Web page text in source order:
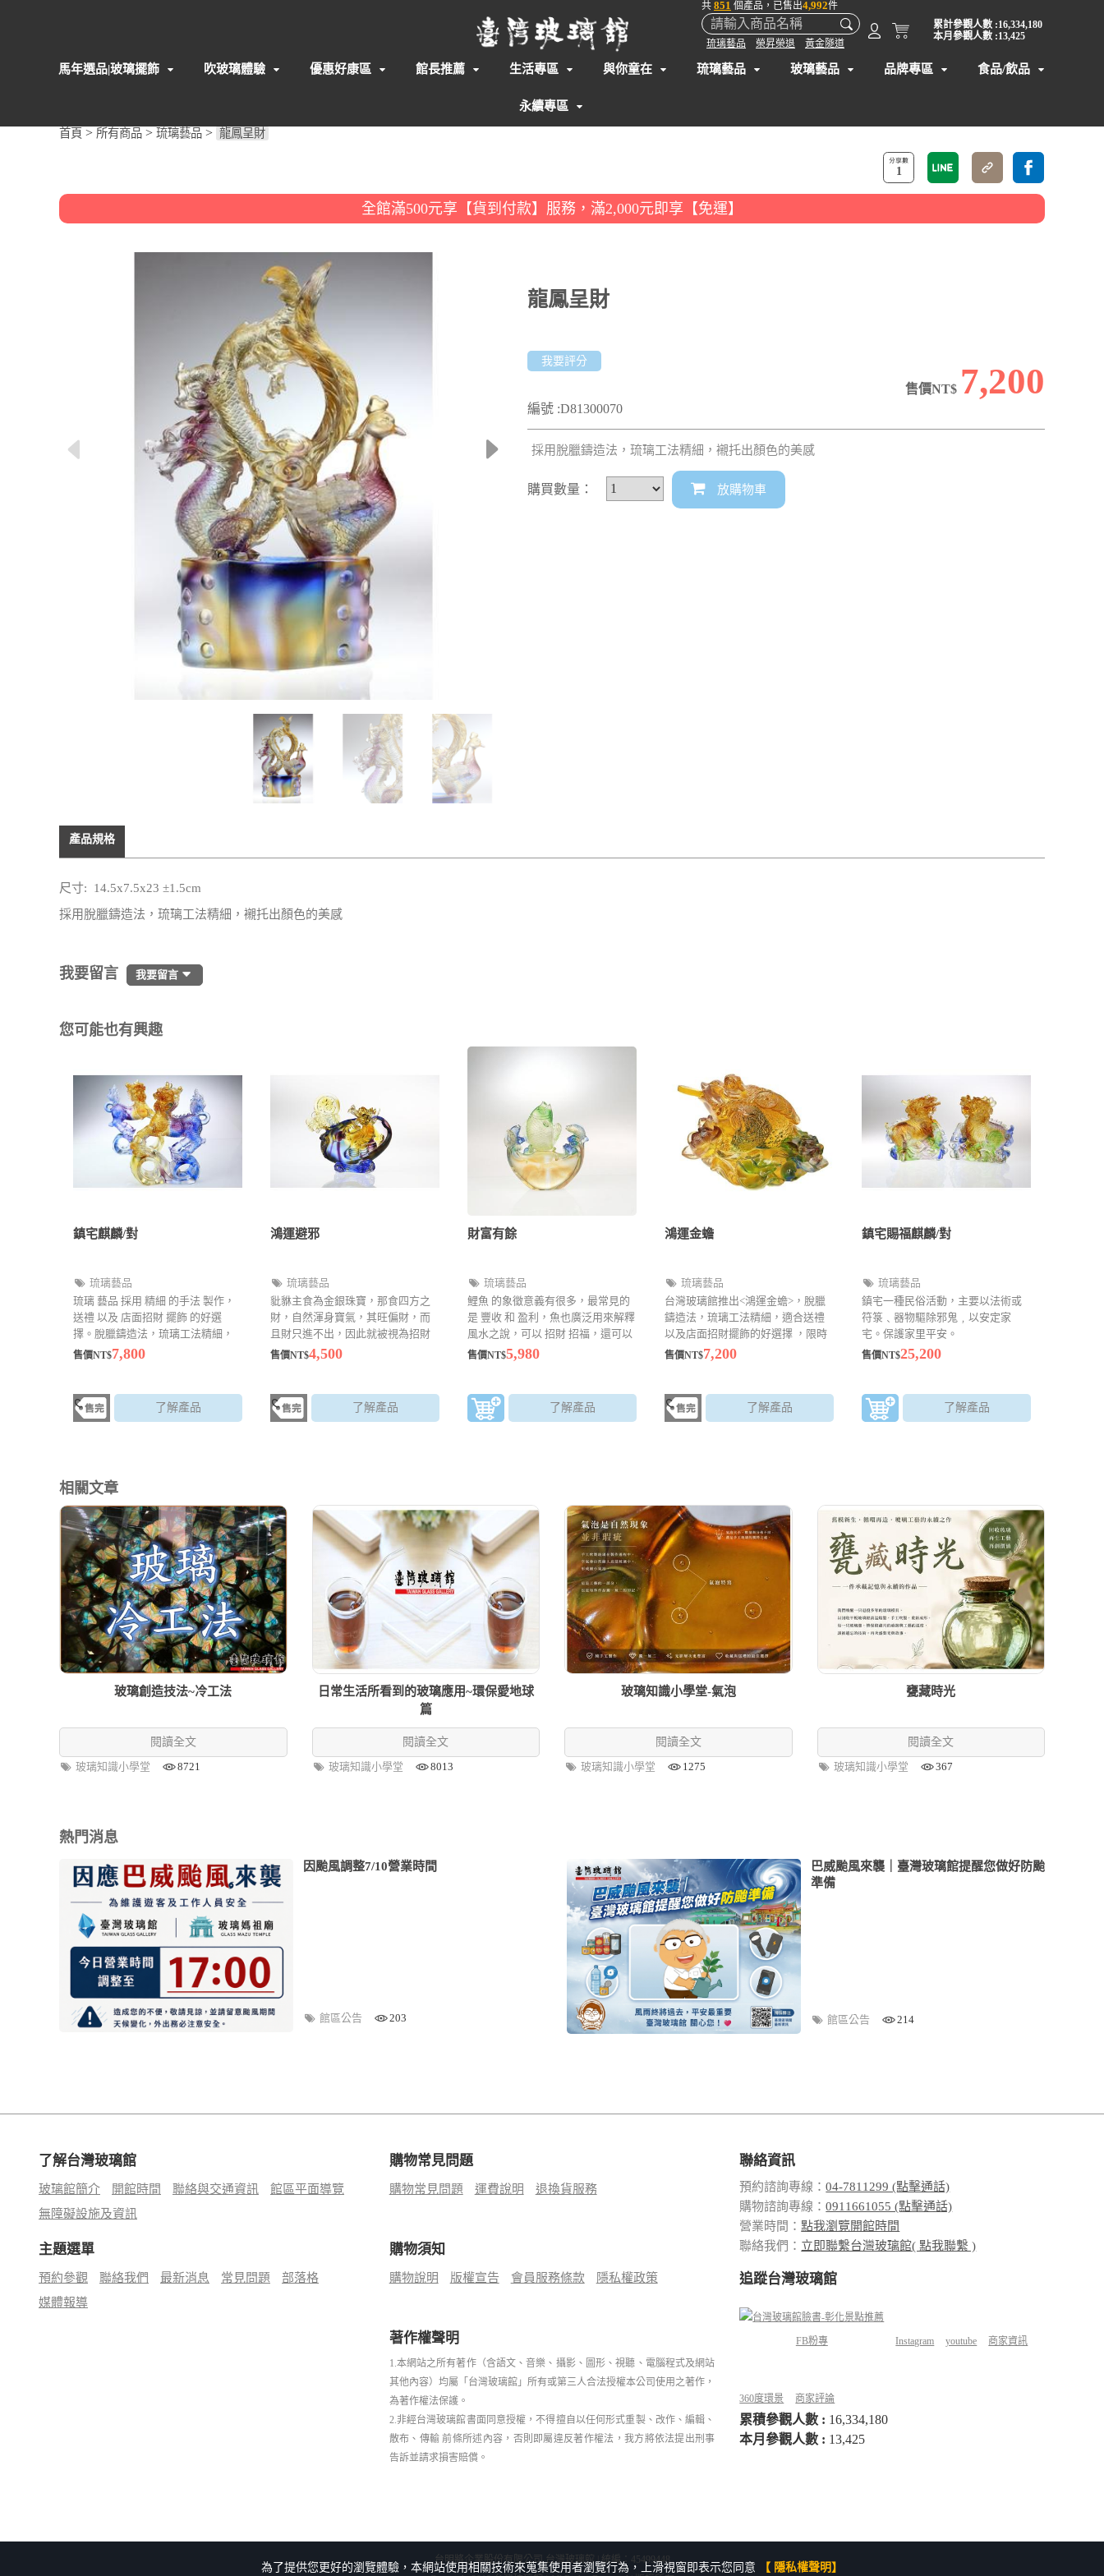
共 851 個產品，已售出4,992件
琉璃藝品 榮昇榮退 黃金隧道
累計參觀人數 :16,334,180
本月參觀人數 :13,425
馬年選品|玻璃擺飾 吹玻璃體驗 優惠好康區 館長推薦 生活專區 與你童在 琉璃藝品 玻璃藝品 品牌專區 食品/飲品
永續專區
首頁 > 所有商品 > 琉璃藝品 > 龍鳳呈財
1
全館滿500元享【貨到付款】服務，滿2,000元即享【免運】
龍鳳呈財
我要評分
售價NT$ 7,200
編號 :D81300070
採用脫臘鑄造法，琉璃工法精細，襯托出顏色的美感
購買數量： 放購物車
產品規格
尺寸: 14.5x7.5x23 ±1.5cm
採用脫臘鑄造法，琉璃工法精細，襯托出顏色的美感
我要留言 我要留言
您可能也有興趣
鎮宅麒麟/對
琉璃藝品
琉璃 藝品 採用 精細 的手法 製作，
送禮 以及 店面招財 擺飾 的好選
擇。脫臘鑄造法，琉璃工法精細，
襯托出顏色上的美感
售價NT$7,800
了解產品
鴻運避邪
琉璃藝品
豼貅主食為金銀珠寶，那食四方之
財，自然渾身寶氣，其旺偏財，而
且財只進不出，因此就被視為招財
進寶的祥獸。民間亦有“一摸貔貅運
了招財、開運及辟邪的功用外，還
有鎮宅、化太歲及促姻緣等作用。
售價NT$4,500
了解產品
財富有餘
琉璃藝品
鯉魚 的象徵意義有很多，最常見的
是 豐收 和 盈利，魚也廣泛用來解釋
風水之說，可以 招財 招福，還可以
擋災避禍，元寶 是財富的象徵,也是
售價NT$5,980
了解產品
鴻運金蟾
琉璃藝品
台灣玻璃館推出<鴻運金蟾>，脫臘
鑄造法，琉璃工法精細，適合送禮
以及店面招財擺飾的好選擇 ，限時
優惠$7200元
售價NT$7,200
了解產品
鎮宅賜福麒麟/對
琉璃藝品
鎮宅一種民俗活動，主要以法術或
符箓﹑器物驅除邪鬼﹐以安定家
宅。保護家里平安。
售價NT$25,200
了解產品
相關文章
玻璃創造技法~冷工法
閱讀全文
玻璃知識小學堂
8721
日常生活所看到的玻璃應用~環保愛地球
篇
閱讀全文
玻璃知識小學堂
8013
玻璃知識小學堂-氣泡
閱讀全文
玻璃知識小學堂
1275
甕藏時光
閱讀全文
玻璃知識小學堂
367
熱門消息
因颱風調整7/10營業時間
館區公告 203
巴威颱風來襲｜臺灣玻璃館提醒您做好防颱
準備
館區公告 214
為了提供您更好的瀏覽體驗，本網站使用相關技術來蒐集使用者瀏覽行為，上滑視窗即表示您同意 【 隱私權聲明】
了解台灣玻璃館
玻璃館簡介 開館時間 聯絡與交通資訊
館區平面導覽
無障礙設施及資訊
主題選單
預約參觀 聯絡我們 最新消息 常見問題
部落格
媒體報導
購物常見問題
購物常見問題 運費說明 退換貨服務
購物須知
購物說明 版權宣告 會員服務條款 隱私權政策
著作權聲明
1.本網站之所有著作（含語文、音樂、攝影、圖形、視聽、電腦程式及網站
其他內容）均屬「台灣玻璃館」所有或第三人合法授權本公司使用之著作，
為著作權法保護。
2.非經台灣玻璃館書面同意授權，不得擅自以任何形式重製、改作、編輯、
散布、傳輸 前條所述內容，否則即屬違反著作權法，我方將依法提出刑事
告訴並請求損害賠償。
聯絡資訊
預約諮詢專線：04-7811299 (點擊通話)
購物諮詢專線：0911661055 (點擊通話)
營業時間：點我瀏覽開館時間
聯絡我們： 立即聯繫台灣玻璃館( 點我聯繫 )
追蹤台灣玻璃館
FB粉專 Instagram youtube 商家資訊
360度環景 商家評論
累積參觀人數 : 16,334,180
本月參觀人數 : 13,425
台明將企業股份有限公司 台灣玻璃館 | 統編：45499448